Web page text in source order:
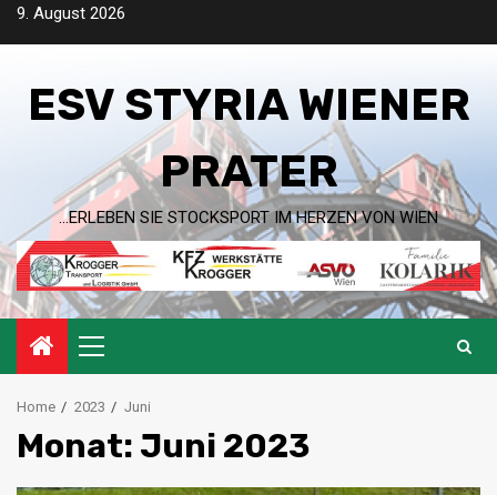
Skip9. August 2026
ESV STYRIA WIENER
PRATER
…ERLEBEN SIE STOCKSPORT IM HERZEN VON WIEN
Primary
Menu
Home 2023 Juni
Monat: Juni 2023